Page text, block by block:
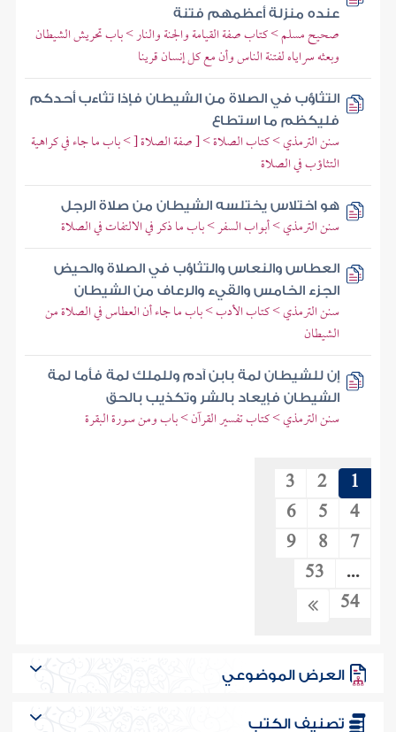
عنده منزلة أعظمهم فتنة
صحيح مسلم > كتاب صفة القيامة والجنة والنار > باب تحريش الشيطان
وبعثه سراياه لفتنة الناس وأن مع كل إنسان قرينا
التثاؤب في الصلاة من الشيطان فإذا تثاءب أحدكم
فليكظم ما استطاع
سنن الترمذي > كتاب الصلاة > [ صفة الصلاة [ > باب ما جاء في كراهية
التثاؤب في الصلاة
هو اختلاس يختلسه الشيطان من صلاة الرجل
سنن الترمذي > أبواب السفر > باب ما ذكر في الالتفات في الصلاة
العطاس والنعاس والتثاؤب في الصلاة والحيض
الجزء الخامس والقيء والرعاف من الشيطان
سنن الترمذي > كتاب الأدب > باب ما جاء أن العطاس في الصلاة من
الشيطان
إن للشيطان لمة بابن آدم وللملك لمة فأما لمة
الشيطان فإيعاد بالشر وتكذيب بالحق
سنن الترمذي > كتاب تفسير القرآن > باب ومن سورة البقرة
1
2
3
4
5
6
7
8
9
...
53
54
العرض الموضوعي
تصنيف الكتب